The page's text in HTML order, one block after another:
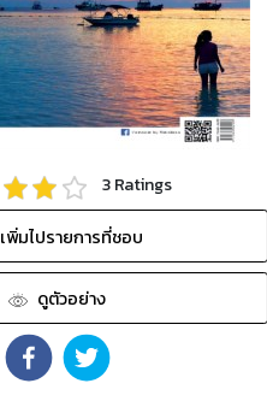
3Ratings
เพิ่มไปรายการที่ชอบ
ดูตัวอย่าง